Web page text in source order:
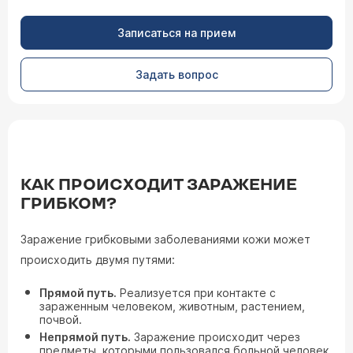
Записаться на прием
Задать вопрос
КАК ПРОИСХОДИТ ЗАРАЖЕНИЕ
ГРИБКОМ?
Заражение грибковыми заболеваниями кожи может
происходить двумя путями:
Прямой путь. Реализуется при контакте с
зараженным человеком, животным, растением,
почвой.
Непрямой путь. Заражение происходит через
предметы, которыми пользовался больной человек